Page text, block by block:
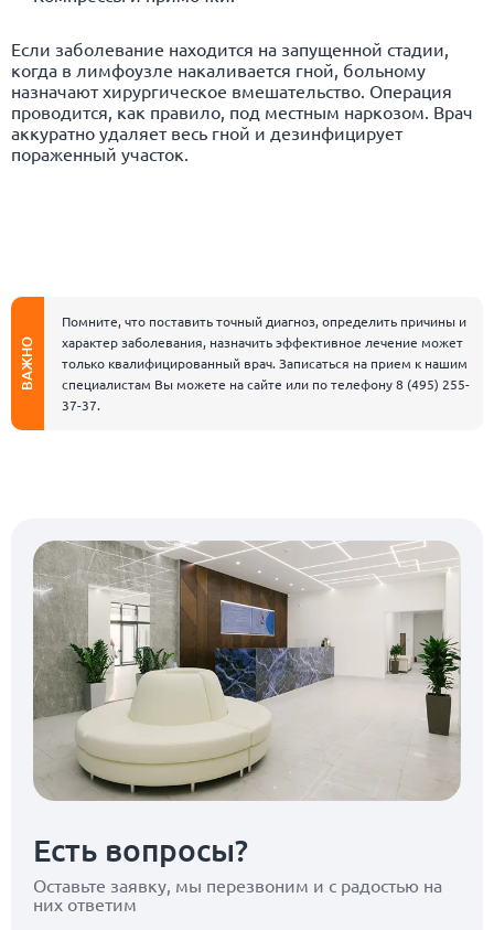
Если заболевание находится на запущенной стадии,
когда в лимфоузле накаливается гной, больному
назначают хирургическое вмешательство. Операция
проводится, как правило, под местным наркозом. Врач
аккуратно удаляет весь гной и дезинфицирует
пораженный участок.
ВАЖНО
Помните, что поставить точный диагноз, определить причины и
характер заболевания, назначить эффективное лечение может
только квалифицированный врач. Записаться на прием к нашим
специалистам Вы можете на сайте или по телефону8 (495) 255-
37-37.
Есть вопросы?
Оставьте заявку, мы перезвоним и с радостью на
них ответим